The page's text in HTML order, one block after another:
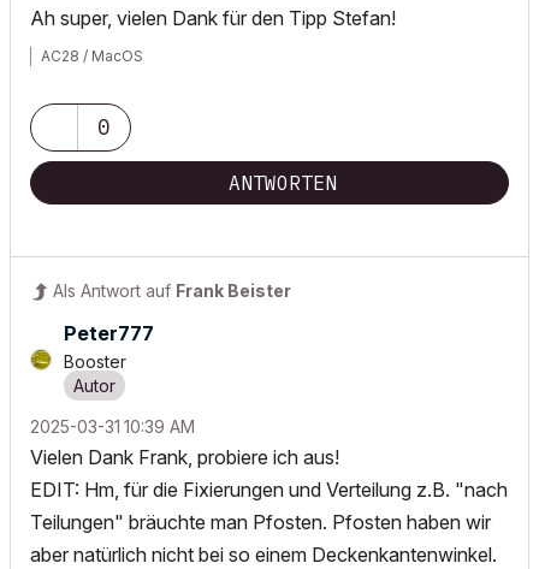
Ah super, vielen Dank für den Tipp Stefan!
AC28 / MacOS
0
ANTWORTEN
Als Antwort auf Frank Beister
Peter777
Booster
‎2025-03-31 10:39 AM
Vielen Dank Frank, probiere ich aus!
EDIT: Hm, für die Fixierungen und Verteilung z.B. "nach
Teilungen" bräuchte man Pfosten. Pfosten haben wir
aber natürlich nicht bei so einem Deckenkantenwinkel.